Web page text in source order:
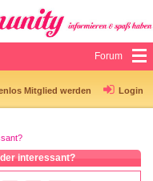
Forum
Mitglied werden Login
interessant?